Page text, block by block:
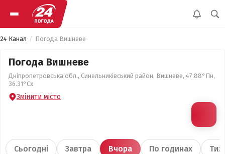
24 Канал Погода Вишневе
Погода Вишневе
Дніпропетровська обл., Синельниківський район, Вишневе, 47.88°Пн,
36.31°Сх
Змінити місто
Сьогодні Завтра Вчора По годинах